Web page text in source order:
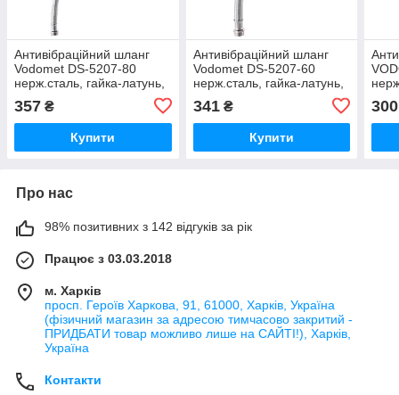
Антивібраційний шланг
Vodomet DS-5207-80
нерж.сталь, гайка-латунь,
(VO4213)
357 ₴
Купити
Антивібраційний шланг
Vodomet DS-5207-60
нерж.сталь, гайка-латунь,
(VO4212)
341₴
Купити
300
Про нас
98% позитивних з 142 відгуків за рік
Працює з 03.03.2018
м. Харків
просп. Героїв Харкова, 91, 61000, Харків, Україна
(фізичний магазин за адресою тимчасово закритий -
ПРИДБАТИ товар можливо лише на САЙТІ!), Харків,
Україна
Контакти